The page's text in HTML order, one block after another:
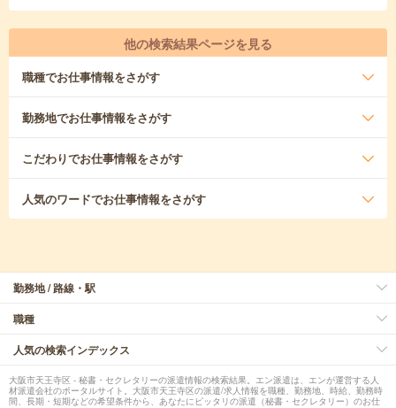
他の検索結果ページを見る
職種でお仕事情報をさがす
勤務地でお仕事情報をさがす
こだわりでお仕事情報をさがす
人気のワードでお仕事情報をさがす
勤務地 / 路線・駅
職種
人気の検索インデックス
大阪市天王寺区 - 秘書・セクレタリーの派遣情報の検索結果。エン派遣は、エンが運営する人
材派遣会社のポータルサイト。大阪市天王寺区の派遣/求人情報を職種、勤務地、時給、勤務時
間、長期・短期などの希望条件から、あなたにピッタリの派遣（秘書・セクレタリー）のお仕